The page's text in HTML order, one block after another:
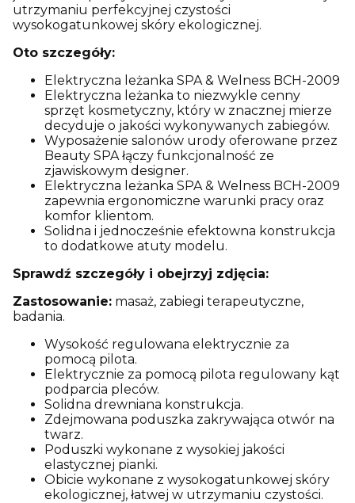
utrzymaniu perfekcyjnej czystości
wysokogatunkowej skóry ekologicznej.
Oto szczegóły:
Elektryczna leżanka SPA & Welness BCH-2009
Elektryczna leżanka to niezwykle cenny
sprzęt kosmetyczny, który w znacznej mierze
decyduje o jakości wykonywanych zabiegów.
Wyposażenie salonów urody oferowane przez
Beauty SPA łączy funkcjonalność ze
zjawiskowym designer.
Elektryczna leżanka SPA & Welness BCH-2009
zapewnia ergonomiczne warunki pracy oraz
komfor klientom.
Solidna i jednocześnie efektowna konstrukcja
to dodatkowe atuty modelu.
Sprawdź szczegóły i obejrzyj zdjęcia:
Zastosowanie: masaż, zabiegi terapeutyczne,
badania.
Wysokość regulowana elektrycznie za
pomocą pilota.
Elektrycznie za pomocą pilota regulowany kąt
podparcia pleców.
Solidna drewniana konstrukcja.
Zdejmowana poduszka zakrywająca otwór na
twarz.
Poduszki wykonane z wysokiej jakości
elastycznej pianki.
Obicie wykonane z wysokogatunkowej skóry
ekologicznej, łatwej w utrzymaniu czystości.